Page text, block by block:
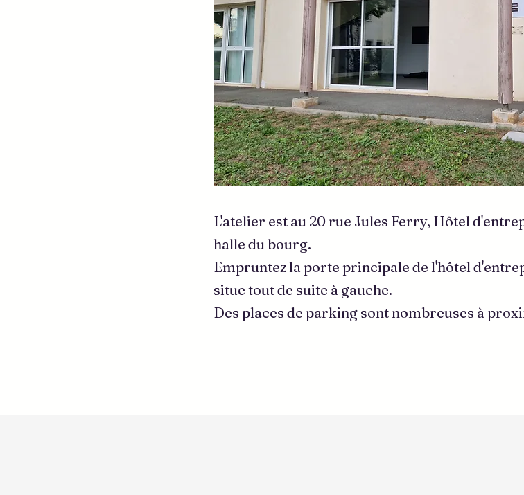
L'atelier est au 20 rue Jules Ferry, Hôtel
halle du bourg.
Empruntez la porte principale de l'hôtel
situe tout de suite à gauche.
Des places de parking sont nombreuses à